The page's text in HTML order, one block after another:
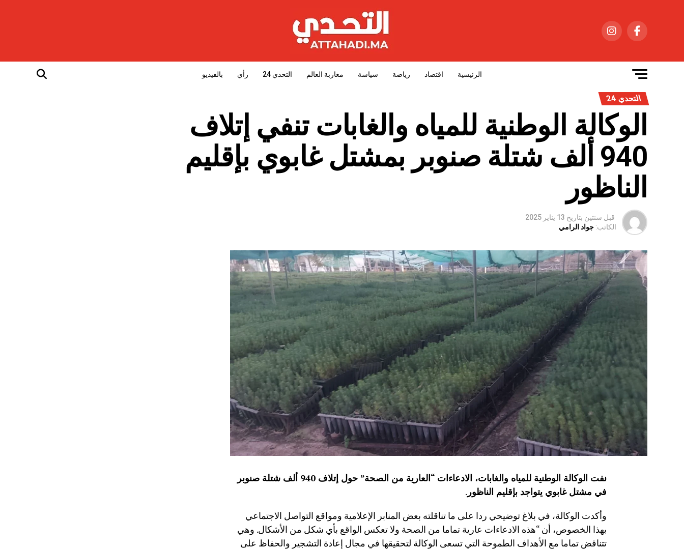
الرئيسية اقتصاد رياضة سياسة مغاربة العالم التحدي 24 رأي بالفيديو
التحدي 24
الوكالة الوطنية للمياه والغابات تنفي إتلاف
940 ألف شتلة صنوبر بمشتل غابوي بإقليم
الناظور
قبل سنتين بتاريخ 13 يناير 2025
الكاتب: جواد الرامي
نفت الوكالة الوطنية للمياه والغابات، الادعاءات “العارية من الصحة” حول إتلاف 940 ألف شتلة صنوبر
في مشتل غابوي يتواجد بإقليم الناظور .
وأكدت الوكالة، في بلاغ توضيحي ردا على ما تناقلته بعض المنابر الإعلامية ومواقع التواصل الاجتماعي
بهذا الخصوص، أن “هذه الادعاءات عارية تماما من الصحة ولا تعكس الواقع بأي شكل من الأشكال. وهي
تتناقض تماما مع الأهداف الطموحة التي تسعى الوكالة لتحقيقها في مجال إعادة التشجير والحفاظ على